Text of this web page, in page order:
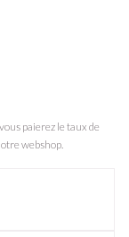
paierez le taux de
webshop.